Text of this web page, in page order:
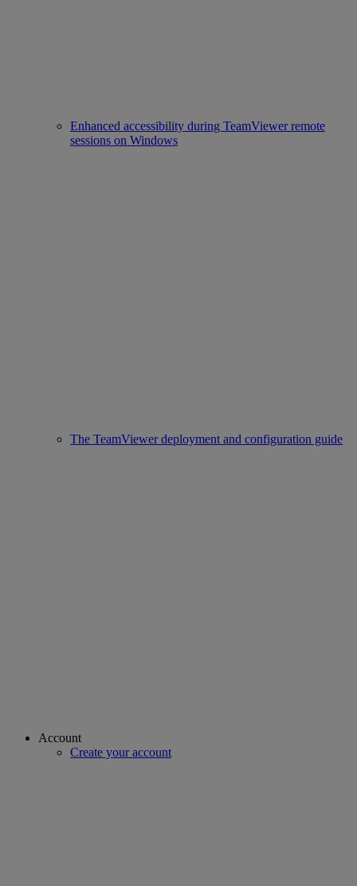
Enhanced accessibility during TeamViewer remote
sessions on Windows
The TeamViewer deployment and configuration guide
Account
Create your account